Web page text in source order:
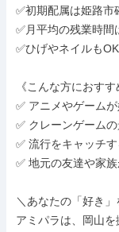
✅初期配属は姫路市
✅月平均の残業時
✅ひげやネイルも
《こんな方におすす
✅ アニメやゲームが
✅ クレーンゲーム
✅ 流行をキャッチ
✅ 地元の友達や家
＼あなたの「好き」
アミパラは、岡山を